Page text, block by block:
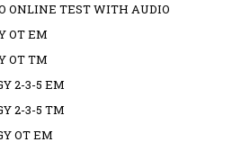
ONLINE TEST WITH AUDIO
OT EM
OT TM
2-3-5 EM
2-3-5 TM
OT EM